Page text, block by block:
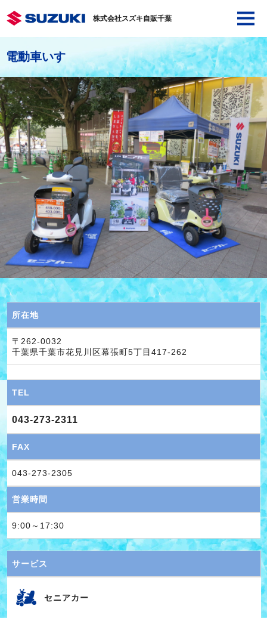
株式会社スズキ自販千葉
電動車いす
所在地
〒262-0032
千葉県千葉市花見川区幕張町5丁目417-262
TEL
043-273-2311
FAX
043-273-2305
営業時間
9:00～17:30
サービス
セニアカー